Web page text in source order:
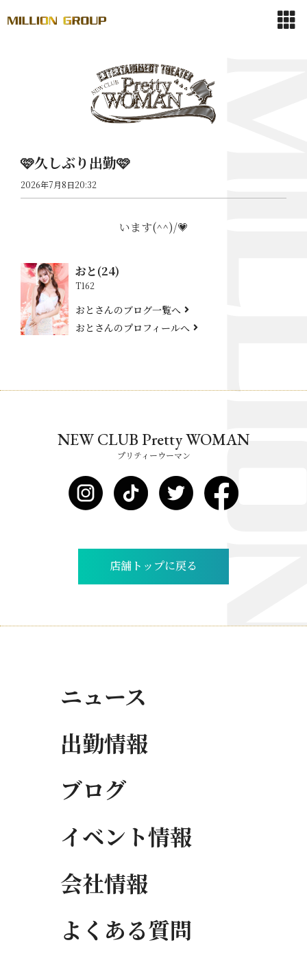
🩷久しぶり出勤🩷
2026年7月8日20:32
います(^^)/💗
おと(24)
T162
おとさんのブログ一覧へ
おとさんのプロフィールへ
NEW CLUB Pretty WOMAN
プリティーウーマン
店舗トップに戻る
ニュース
出勤情報
ブログ
イベント情報
会社情報
よくある質問